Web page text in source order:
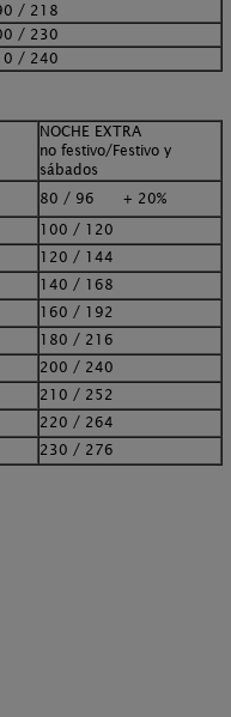
/ 218
/ 230
/ 240
NOCHE EXTRA
no festivo/Festivo y
sábados
80 / 96 + 20%
100 / 120
120 / 144
140 / 168
160 / 192
180 / 216
200 / 240
210 / 252
220 / 264
230 / 276